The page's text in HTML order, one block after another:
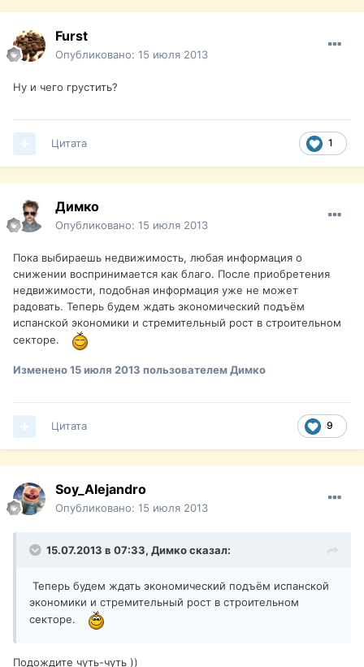
Furst
Опубликовано: 15 июля 2013
Ну и чего грустить?
1
Цитата
Димко
Опубликовано: 15 июля 2013
Пока выбираешь недвижимость, любая информация о
снижении воспринимается как благо. После приобретения
недвижимости, подобная информация уже не может
радовать. Теперь будем ждать экономический подъём
испанской экономики и стремительный рост в строительном
секторе.
Изменено15 июля 2013 пользователем Димко
9
Цитата
Soy_Alejandro
Опубликовано: 15 июля 2013
15.07.2013 в 07:33, Димко сказал:
Теперь будем ждать экономический подъём испанской
экономики и стремительный рост в строительном
секторе.
Подождите чуть-чуть ))